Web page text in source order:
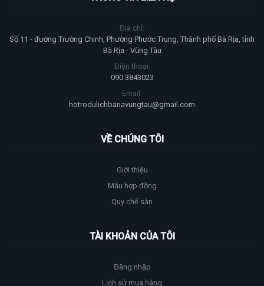
Địa chỉ:
Số 11 - đường Trường Chinh, Phường Phước Trung, Thành phố Bà Rịa, tỉnh
Bà Rịa - Vũng Tàu
Điện thoại:
090 3843023
Email:
hotrodulichbariavungtau@gmail.com
VỀ CHÚNG TÔI
Giới thiệu
Mẫu hợp đồng
Quy chế sàn
TÀI KHOẢN CỦA TÔI
Đăng nhập
Lịch sử mua hàng